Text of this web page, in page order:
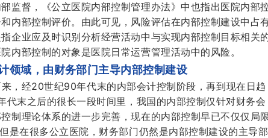
监督，《公立医院内部控制管理办法》中也指出医院内部
内部控制评价。由此可见，风险评估在内部控制建设中占
企业应及时识别分析经营活动中与实现内部控制目标相关
内部控制的对象是医院日常运营管理活动中的风险。
领域，由财务部门主导内部控制建设
，经20世纪90年代末的内部会计控制阶段，再到现在日趋
末之后的很长一段时间里，我国的内部控制仅针对财务会
制理论体系的进一步完善，现在的内部控制早已不仅仅局
是在很多公立医院，财务部门仍然是内部控制建设的主导部